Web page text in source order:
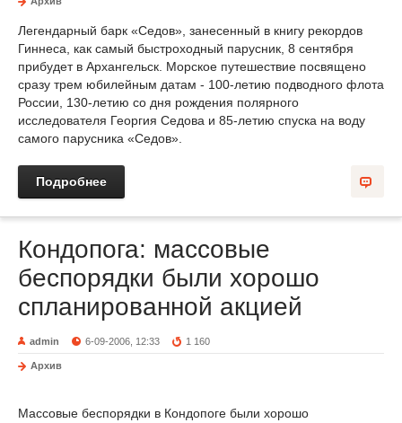
Легендарный барк «Седов», занесенный в книгу рекордов
Гиннеса, как самый быстроходный парусник, 8 сентября
прибудет в Архангельск. Морское путешествие посвящено
сразу трем юбилейным датам - 100-летию подводного флота
России, 130-летию со дня рождения полярного
исследователя Георгия Седова и 85-летию спуска на воду
самого парусника «Седов».
Подробнее
Кондопога: массовые
беспорядки были хорошо
спланированной акцией
admin 6-09-2006, 12:33 1 160
Архив
Массовые беспорядки в Кондопоге были хорошо